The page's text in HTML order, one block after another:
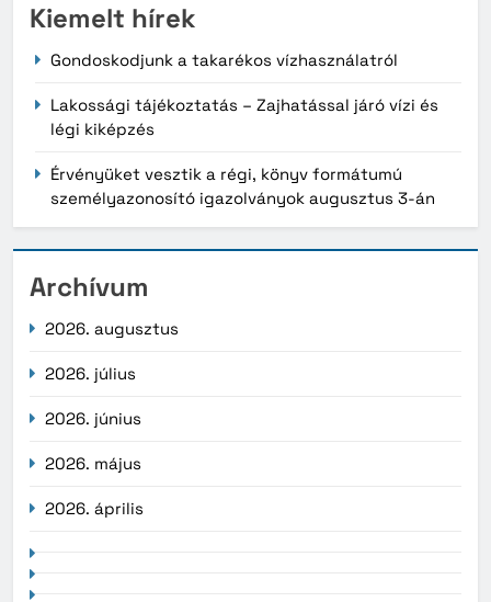
Kiemelt hírek
Gondoskodjunk a takarékos vízhasználatról
Lakossági tájékoztatás – Zajhatással járó vízi és
légi kiképzés
Érvényüket vesztik a régi, könyv formátumú
személyazonosító igazolványok augusztus 3-án
Archívum
2026. augusztus
2026. július
2026. június
2026. május
2026. április